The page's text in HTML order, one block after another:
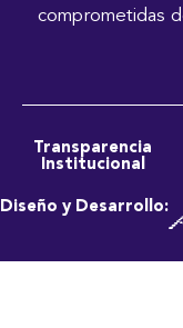
comprometidas
Transparencia
Institucional
Diseño y Desarrollo: